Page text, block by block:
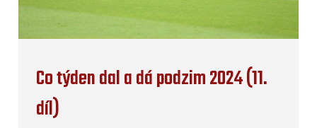
Co týden dal a dá podzim 2024 (11.
díl)